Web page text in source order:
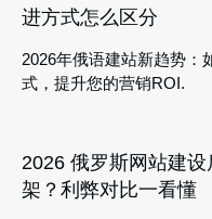
进方式怎么区分
2026年俄语建站新趋势：
式，提升您的营销ROI.
2026 俄罗斯网站建
架？利弊对比一看懂